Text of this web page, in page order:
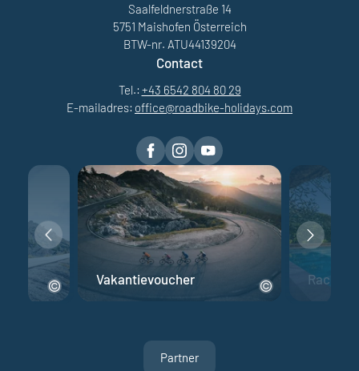
Saalfeldnerstraße 14
5751 Maishofen Österreich
BTW-nr. ATU44139204
Contact
Tel.: +43 6542 804 80 29
E-mailadres: office@roadbike-holidays.com
Vakantievoucher
Partner